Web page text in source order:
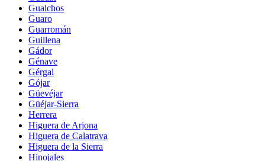
Gualchos
Guaro
Guarromán
Guillena
Gádor
Génave
Gérgal
Gójar
Güevéjar
Güéjar-Sierra
Herrera
Higuera de Arjona
Higuera de Calatrava
Higuera de la Sierra
Hinojales